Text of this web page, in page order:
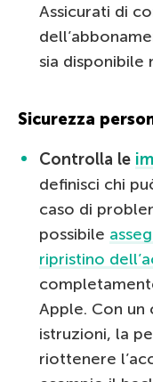
Assicurati di
sia disponibile
Sicurezza
Controlla le
definisci chi
caso di
possibile
ripristino
Apple. Con
istruzioni, la
riottenere